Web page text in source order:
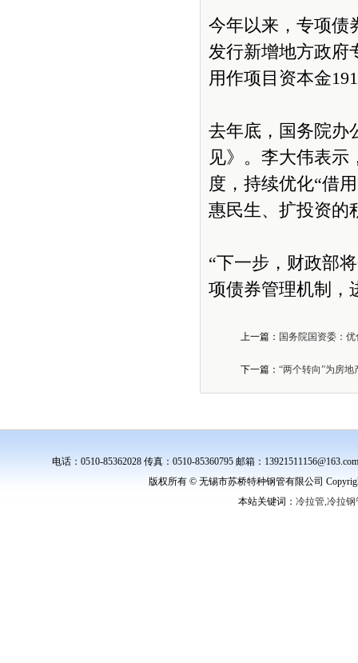
今年以来，专项债
发行新增地方政府
用作项目资本金
去年底，国务院办
见》。李大伟表
度，持续优化“借
惠民生、扩投资的
“下一步，财政部
项债券管理机制，
上一篇： 国务院国资委：
下一篇： “两个转向”为房地
电话：0510-85362028 传真：0510-85360795 邮箱：
版权所有 © 无锡市苏桥特种钢管有限公司
本站关键词： 冷拉管,冷拉